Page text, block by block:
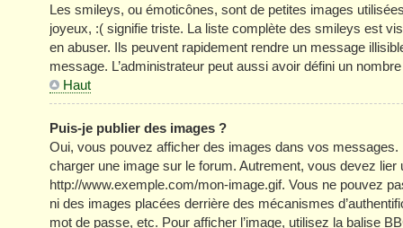
Les smileys, ou émoticônes, sont de petites images
joyeux, :( signifie triste. La liste complète des smileys est
en abuser. Ils peuvent rapidement rendre un message
message. L’administrateur peut aussi avoir défini un
Haut
Puis-je publier des images ?
Oui, vous pouvez afficher des images dans vos
charger une image sur le forum. Autrement, vous devez
http://www.exemple.com/mon-image.gif. Vous ne pouvez
ni des images placées derrière des mécanismes
mot de passe, etc. Pour afficher l’image, utilisez la balise